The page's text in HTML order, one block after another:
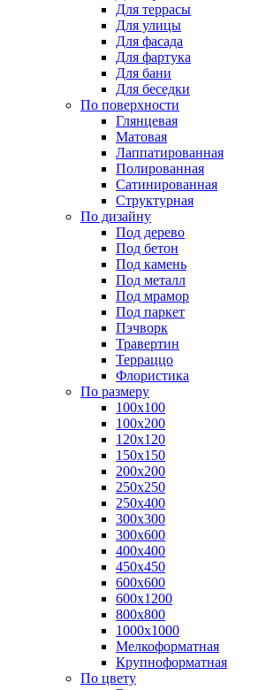
Для террасы
Для улицы
Для фасада
Для фартука
Для бани
Для беседки
По поверхности
Глянцевая
Матовая
Лаппатированная
Полированная
Сатинированная
Структурная
По дизайну
Под дерево
Под бетон
Под камень
Под металл
Под мрамор
Под паркет
Пэчворк
Травертин
Терраццо
Флористика
По размеру
100х100
100х200
120х120
150х150
200х200
250х250
250х400
300х300
300х600
400х400
450х450
600х600
600х1200
800х800
1000х1000
Мелкоформатная
Крупноформатная
По цвету